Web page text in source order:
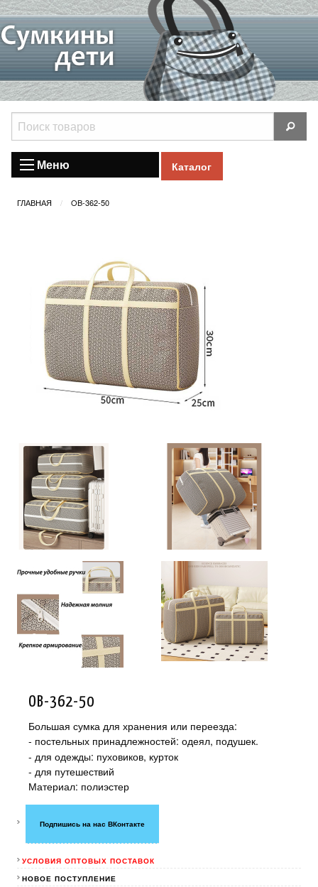
Меню Каталог
ГЛАВНАЯ OB-362-50
OB-362-50
Большая сумка для хранения или переезда:
- постельных принадлежностей: одеял, подушек.
- для одежды: пуховиков, курток
- для путешествий
Материал: полиэстер
Подпишись на нас ВКонтакте
УСЛОВИЯ ОПТОВЫХ ПОСТАВОК
НОВОЕ ПОСТУПЛЕНИЕ